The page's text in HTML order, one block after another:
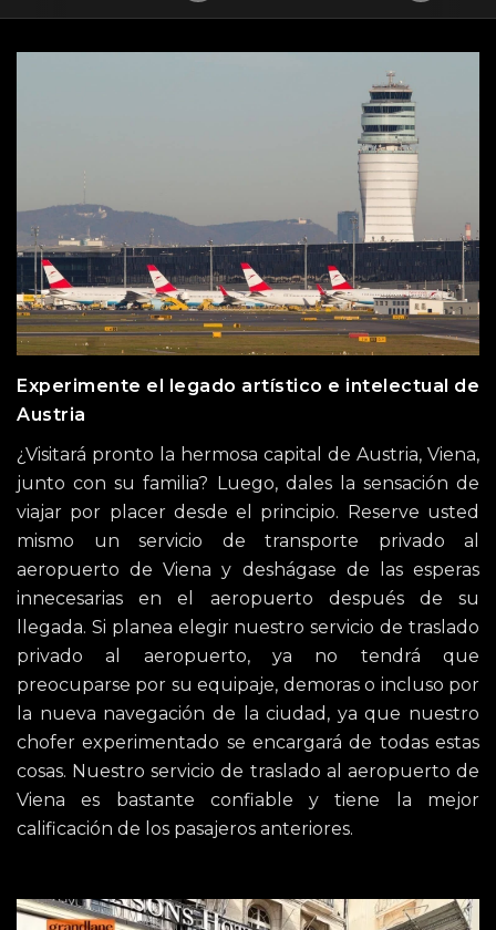
Experimente el legado artístico e intelectual de
Austria
¿Visitará pronto la hermosa capital de Austria, Viena,
junto con su familia? Luego, dales la sensación de
viajar por placer desde el principio. Reserve usted
mismo un servicio de transporte privado al
aeropuerto de Viena y deshágase de las esperas
innecesarias en el aeropuerto después de su
llegada. Si planea elegir nuestro servicio de traslado
privado al aeropuerto, ya no tendrá que
preocuparse por su equipaje, demoras o incluso por
la nueva navegación de la ciudad, ya que nuestro
chofer experimentado se encargará de todas estas
cosas. Nuestro servicio de traslado al aeropuerto de
Viena es bastante confiable y tiene la mejor
calificación de los pasajeros anteriores.